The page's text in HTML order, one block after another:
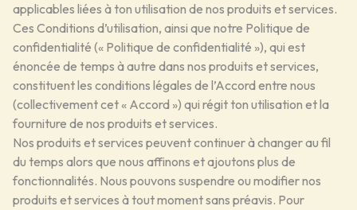
applicables liées à ton utilisation de nos produits et services.
Ces Conditions d’utilisation, ainsi que notre Politique de
confidentialité (« Politique de confidentialité »), qui est
énoncée de temps à autre dans nos produits et services,
constituent les conditions légales de l’Accord entre nous
(collectivement cet « Accord ») qui régit ton utilisation et la
fourniture de nos produits et services.
Nos produits et services peuvent continuer à changer au fil
du temps alors que nous affinons et ajoutons plus de
fonctionnalités. Nous pouvons suspendre ou modifier nos
produits et services à tout moment sans préavis. Pour